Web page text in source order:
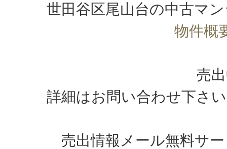
世田谷区尾山台の中古マ
物件概
売
詳細はお問い合わせ下さ
売出情報メール無料サ